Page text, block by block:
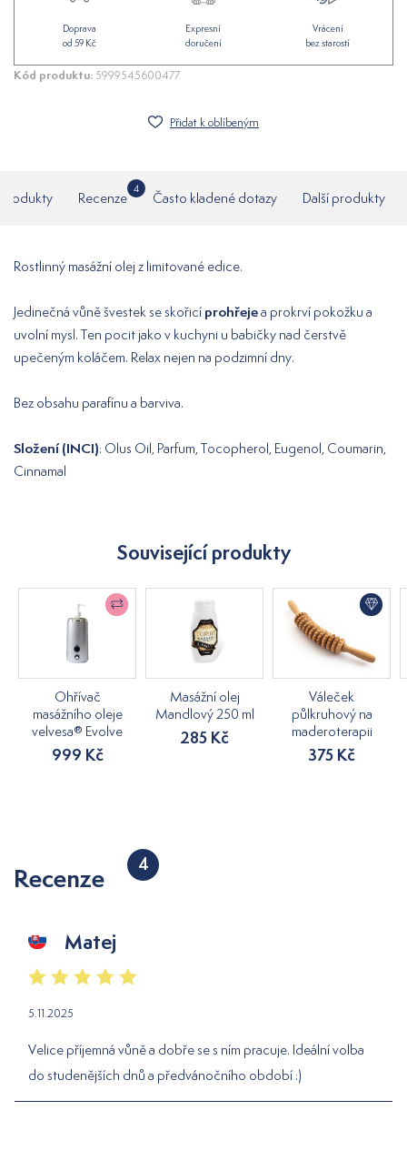
Doprava
od 59 Kč
Expresní
doručení
Vrácení
bez starostí
Kód produktu: 5999545600477
Přidat k oblíbeným
Recenze
4
Často kladené dotazy Další produkty
Rostlinný masážní olej z limitované edice.
Jedinečná vůně švestek se skořicí prohřejea prokrví pokožku a
uvolní mysl. Ten pocit jako v kuchyni u babičky nad čerstvě
upečeným koláčem. Relax nejen na podzimní dny.
Bez obsahu parafínu a barviva.
Složení (INCI): Olus Oil, Parfum, Tocopherol, Eugenol, Coumarin,
Cinnamal
Související produkty
Ohřívač
masážního oleje
velvesa® Evolve
999 Kč
Masážní olej
Mandlový 250 ml
285 Kč
Váleček
půlkruhový na
maderoterapii
375 Kč
Recenze 4
Matej
5.11.2025
Velice příjemná vůně a dobře se s ním pracuje. Ideální volba
do studenějších dnů a předvánočního období :)